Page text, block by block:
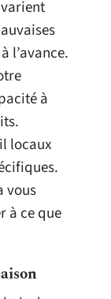
l’avance.
à
locaux
vous
à ce que